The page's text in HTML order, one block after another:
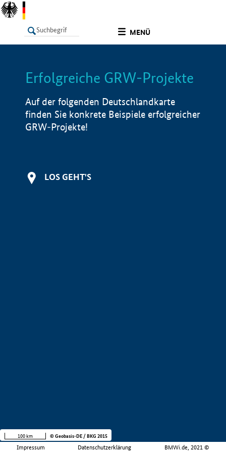
MENÜ
LISTE Info
Erfolgreiche GRW-Projekte
Auf der folgenden Deutschlandkarte
finden Sie konkrete Beispiele erfolgreicher
GRW-Projekte!
LOS GEHT'S
Impressum Datenschutzerklärung BMWi.de, 2021 ©
100 km © Geobasis-DE / BKG 2015